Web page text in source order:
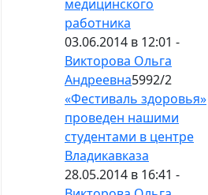
медицинского
работника
03.06.2014 в 12:01 -
Викторова Ольга
Андреевна5992/2
«Фестиваль здоровья»
проведен нашими
студентами в центре
Владикавказа
28.05.2014 в 16:41 -